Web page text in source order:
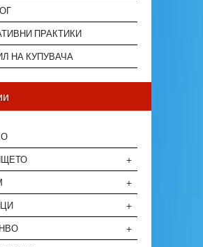
ПРАКТИКИ
НА КУПУВАЧА
+
+
+
+